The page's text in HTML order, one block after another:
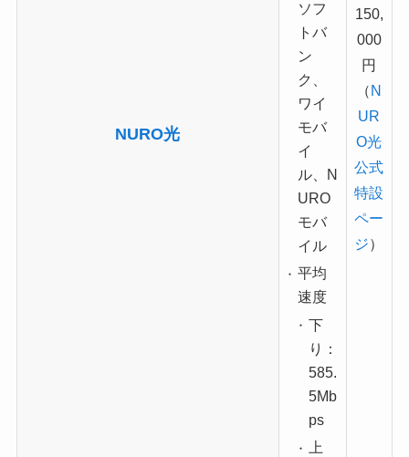
NURO光
ソフ
トバ
ン
ク、
ワイ
モバ
イ
ル、N
URO
モバ
イル
平均
速度
下
り：
585.
5Mb
ps
上
150,
000
円
（N
UR
O光
公式
特設
ペー
ジ）